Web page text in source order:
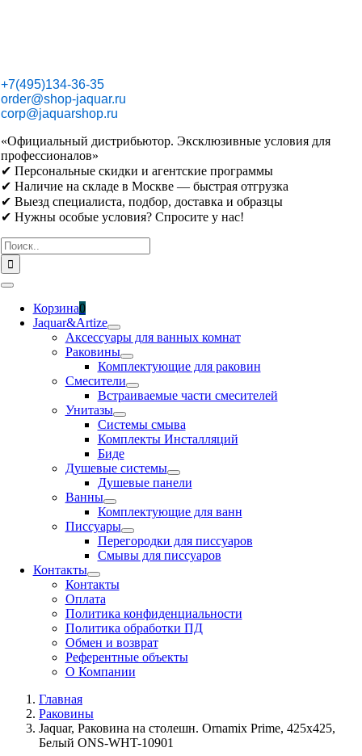
+7(495)134-36-35
order@shop-jaquar.ru
corp@jaquarshop.ru
«Официальный дистрибьютор. Эксклюзивные условия для
профессионалов»
✔ Персональные скидки и агентские программы
✔ Наличие на складе в Москве — быстрая отгрузка
✔ Выезд специалиста, подбор, доставка и образцы
✔ Нужны особые условия? Спросите у нас!
Результат
поиска:
Toggle
NavigationКорзина0
Jaquar&Artize
Аксессуары для ванных комнат
Раковины
Комплектующие для раковин
Смесители
Встраиваемые части смесителей
Унитазы
Системы смыва
Комплекты Инсталляций
Биде
Душевые системы
Душевые панели
Ванны
Комплектующие для ванн
Писсуары
Перегородки для писсуаров
Смывы для писсуаров
Контакты
Контакты
Оплата
Политика конфиденциальности
Политика обработки ПД
Обмен и возврат
Референтные объекты
О Компании
Главная
Раковины
Jaquar, Раковина на столешн. Ornamix Prime, 425х425,
Белый ONS-WHT-10901